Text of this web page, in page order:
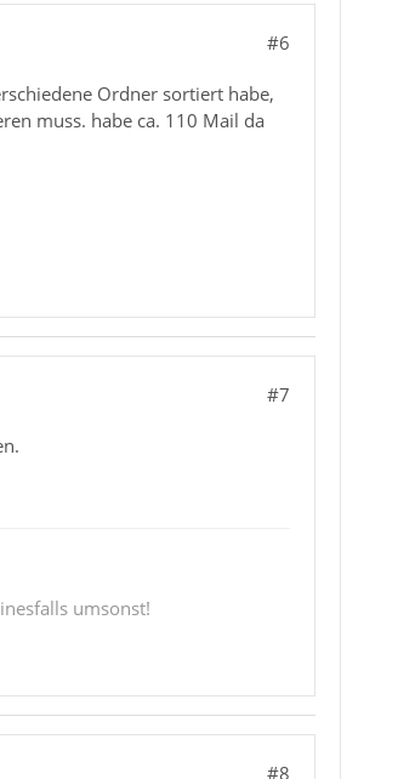
#6
Ordner sortiert habe,
muss. habe ca. 110 Mail da
#7
umsonst!
#8